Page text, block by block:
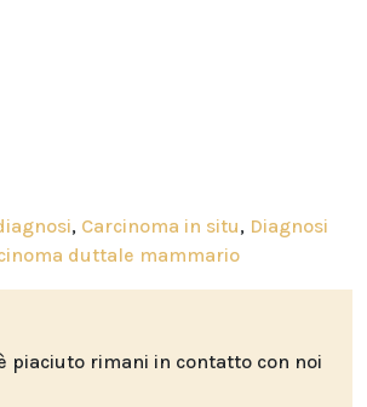
, Carcinoma in situ, Diagnosi
duttale mammario
piaciuto rimani in contatto con noi